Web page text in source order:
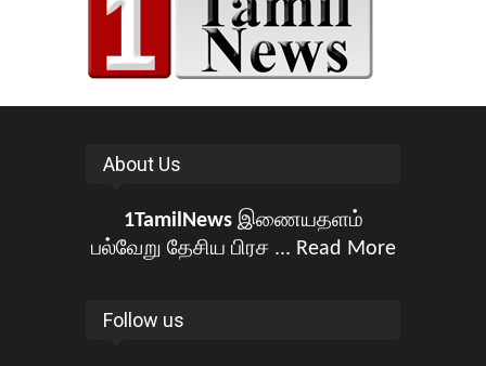
About Us
1TamilNewsஇணையதளம்
பல்வேறு தேசிய பிரச ... Read More
Follow us